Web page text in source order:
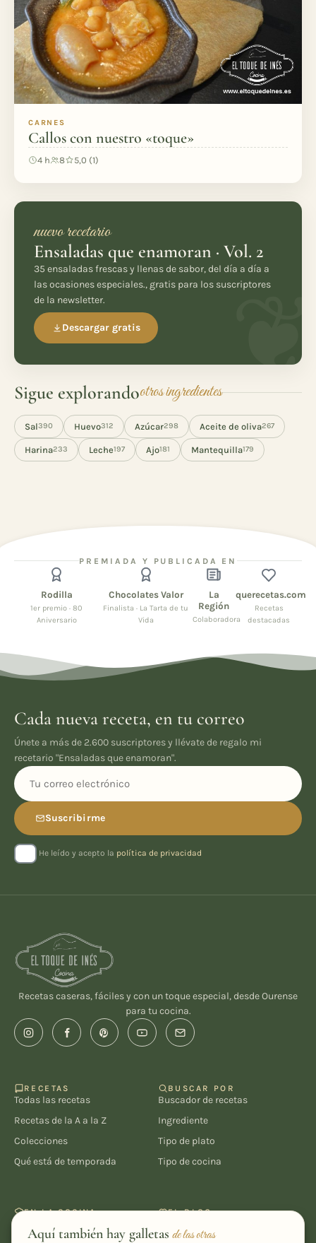
Aquí también hay galletas de las otras
CARNES
Callos con nuestro «toque»
4 h 8 5,0 (1)
nuevo recetario
Ensaladas que enamoran · Vol. 2
35 ensaladas frescas y llenas de sabor, del día a día a
las ocasiones especiales., gratis para los suscriptores
de la newsletter.
Descargar gratis
Sigue explorandootros ingredientes
Sal390 Huevo312 Azúcar298 Aceite de oliva267
Harina233 Leche197 Ajo181 Mantequilla179
PREMIADA Y PUBLICADA EN
Rodilla
1er premio · 80
Aniversario
Chocolates Valor
Finalista · La Tarta de tu
Vida
La
Región
Colaboradora
querecetas.com
Recetas
destacadas
Cada nueva receta, en tu correo
Únete a más de 2.600 suscriptores y llévate de regalo mi
recetario "Ensaladas que enamoran".
Suscribirme
He leído y acepto la política de privacidad
Recetas caseras, fáciles y con un toque especial, desde Ourense
para tu cocina.
RECETAS
Todas las recetas
Recetas de la A a la Z
Colecciones
Qué está de temporada
BUSCAR POR
Buscador de recetas
Ingrediente
Tipo de plato
Tipo de cocina
EN LA COCINA EL BLOG